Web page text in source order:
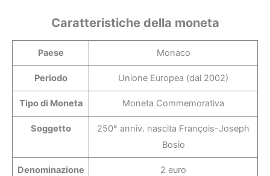
Caratteristiche della moneta
Paese Monaco
Periodo Unione Europea (dal 2002)
Tipo di Moneta Moneta Commemorativa
Soggetto
250° anniv. nascita François-Joseph
Bosio
Denominazione 2 euro